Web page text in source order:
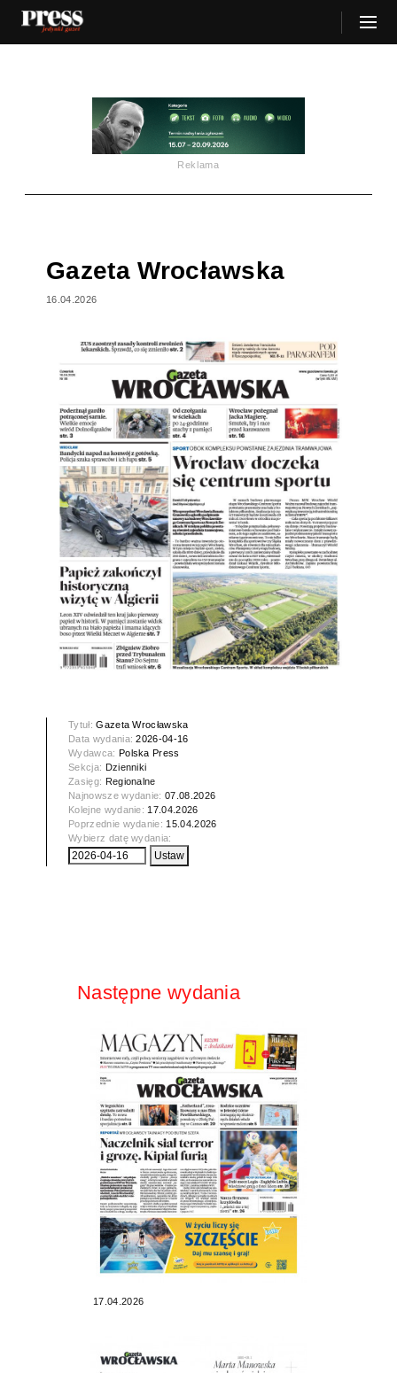
Reklama
Gazeta Wrocławska
16.04.2026
Tytuł:Gazeta Wrocławska
Data wydania:2026-04-16
Wydawca: Polska Press
Sekcja: Dzienniki
Zasięg: Regionalne
Najnowsze wydanie:07.08.2026
Kolejne wydanie: 17.04.2026
Poprzednie wydanie: 15.04.2026
Wybierz datę wydania:
Następne wydania
17.04.2026